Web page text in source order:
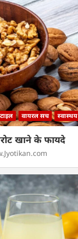
वायरल सच स्वास्थय
खाने के फायदे